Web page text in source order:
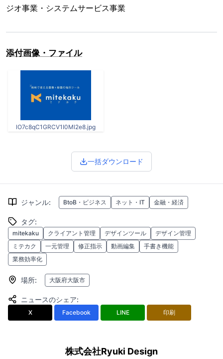
ジオ事業・システムサービス事業
添付画像・ファイル
lO7c8qC1GRCV1I0Ml2e8.jpg
一括ダウンロード
ジャンル: BtoB・ビジネス ネット・IT 金融・経済
タグ:
mitekaku クライアント管理 デザインツール
デザイン管理
ミテカク
一元管理 修正指示 動画編集
手書き機能
業務効率化
場所: 大阪府大阪市
ニュースのシェア:
X Facebook LINE 印刷
株式会社Ryuki Design